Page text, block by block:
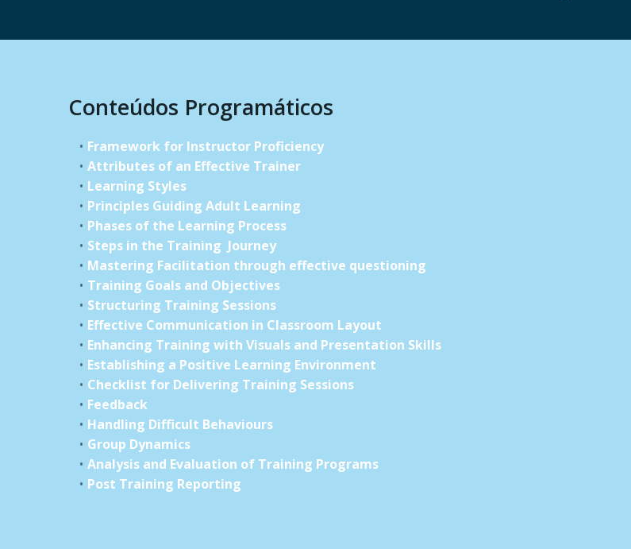
Conteúdos Programáticos
Framework for Instructor Proficiency
Attributes of an Effective Trainer
Learning Styles
Principles Guiding Adult Learning
Phases of the Learning Process
Steps in the Training Journey
Mastering Facilitation through effective questioning
Training Goals and Objectives
Structuring Training Sessions
Effective Communication in Classroom Layout
Enhancing Training with Visuals and Presentation Skills
Establishing a Positive Learning Environment
Checklist for Delivering Training Sessions
Feedback
Handling Difficult Behaviours
Group Dynamics
Analysis and Evaluation of Training Programs
Post Training Reporting